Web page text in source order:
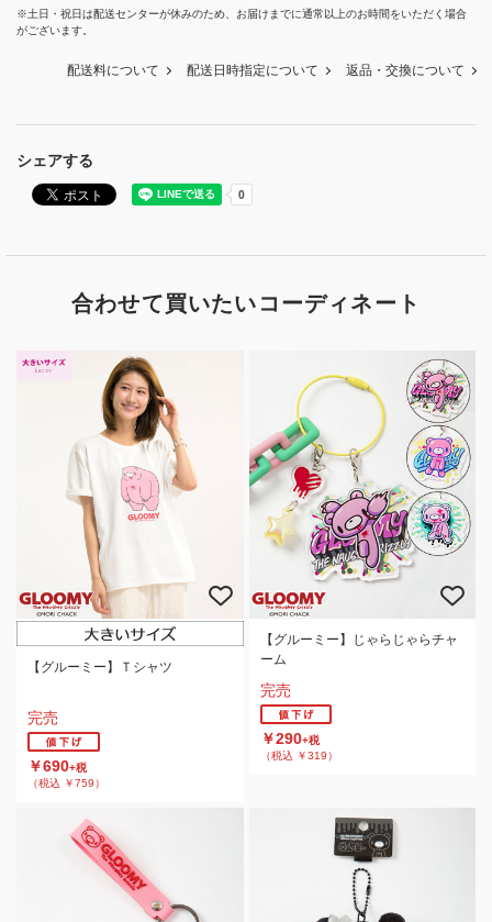
シェアする
※土日・祝日は配送センターが休みのため、お届けまでに通常以上のお時間をいただく場合
がございます。
配送料について 配送日時指定について 返品・交換について
合わせて買いたいコーディネート
【グルーミー】Ｔシャツ
完売
￥690+税
（税込 ￥759）
【グルーミー】じゃらじゃらチャ
ーム
完売
￥290+税
（税込 ￥319）